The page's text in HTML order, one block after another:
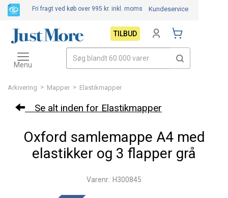
Arkivering > Mapper > Elastikmapper
Se alt inden for Elastikmapper
Oxford samlemappe A4 med
elastikker og 3 flapper grå
Varenr.: H300845
Fri fragt ved køb over 995 kr. inkl. moms Kundeservice
TILBUD
Toggle
navigation
Menu